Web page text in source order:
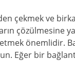
çekmek ve
çözülmesine
önemlidir.
Eğer bir